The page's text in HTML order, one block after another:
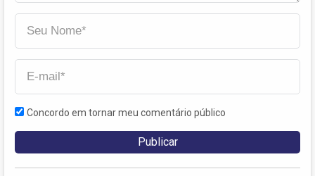
Concordo em tornar meu comentário público